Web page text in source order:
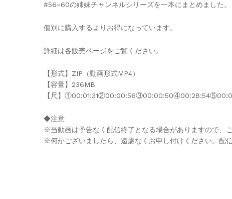
#56~60の姉妹チャンネルシリーズを一本にまとめました。
個別に購入するよりお得になっています。
詳細は各販売ページをご覧ください。
【形式】ZIP（動画形式MP4）
【容量】236MB
【尺】
◆注意
※当動画は予告なく配信終了となる場合がありますので、
※何かございましたら、遠慮なくお申し付けください。配